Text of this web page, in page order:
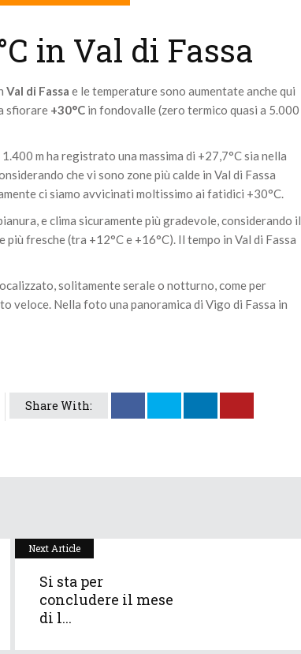
in Val di Fassa
Val di Fassa e le temperature sono aumentate anche qui
sfiorare +30°C in fondovalle (zero termico quasi a 5.000
1.400 m ha registrato una massima di +27,7°C sia nella
che vi sono zone più calde in Val di Fassa
ci siamo avvicinati moltissimo ai fatidici +30°C.
e clima sicuramente più gradevole, considerando il
fresche (tra +12°C e +16°C). Il tempo in Val di Fassa
solitamente serale o notturno, come per
veloce. Nella foto una panoramica di Vigo di Fassa in
Share With:
Next Article
Si sta per
concludere il mese
di l...